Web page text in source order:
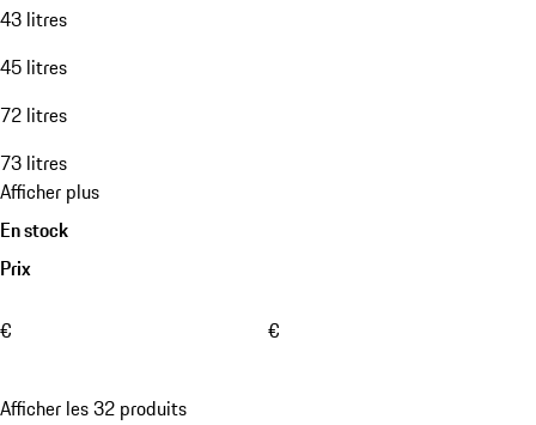
43 litres
45 litres
72 litres
73 litres
Afficher plus
En stock
Prix
€ €
Afficher les 32 produits